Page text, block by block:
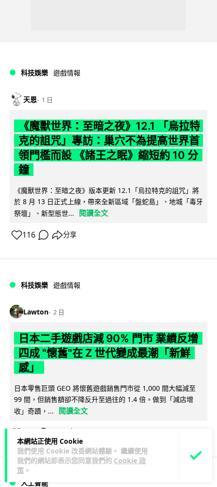
本網站正使用 Cookie
我們使用 Cookie 改善網站體驗。 繼續使用
我們的網站即表示您同意我們的 Cookie 政
策 。
科技娛樂 遊戲情報
天恩 1 日
《魔獸世界：至暗之夜》12.1 「烏拉特
克的詛咒」專訪：巢穴不為提高世界首
領門檻而設 《諸王之眠》縮短約 10 分
鐘
《魔獸世界：至暗之夜》版本更新 12.1「烏拉特克的詛咒」將
於 8 月 13 日正式上線，帶來全新區域「盤蛇島」、地城「毒牙
祭壇」、新型態世...
閱讀全文
116 分享
科技娛樂 遊戲情報
Lawton 2 日
日本二手遊戲店減 90% 門市 業績反增
四成 "懷舊"在 Z 世代變成最潮「新鮮
感」
日本零售巨頭 GEO 將懷舊遊戲銷售門市從 1,000 間大幅減至
99 間，但銷售額卻不降反升至過往的 1.4 倍。做到「減店增
收」奇蹟，...
閱讀全文
人工智能